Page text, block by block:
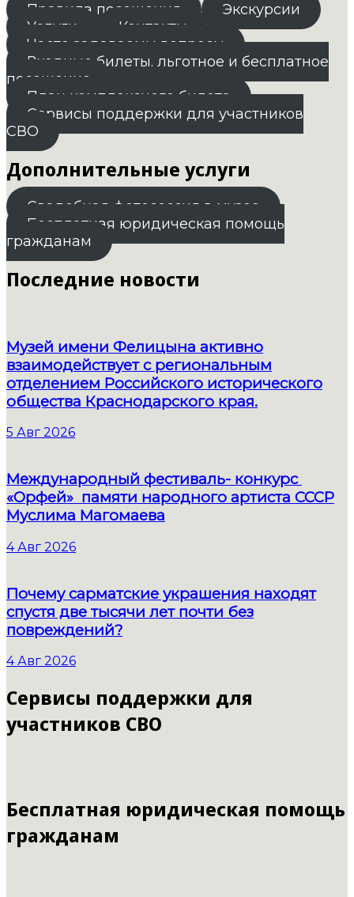
Правила посещения
Экскурсии
Услуги
Контакты
Часто задаваемы вопросы
Входные билеты. льготное и бесплатное
посещение
План комплексного билета
Сервисы поддержки для участников
СВО
Дополнительные услуги
Свадебная фотосессия в музее
Бесплатная юридическая помощь
гражданам
Последние новости
Музей имени Фелицына активно
взаимодействует с региональным
отделением Российского исторического
общества Краснодарского края.
5 Авг 2026
Международный фестиваль- конкурс
«Орфей» памяти народного артиста СССР
Муслима Магомаева
4 Авг 2026
Почему сарматские украшения находят
спустя две тысячи лет почти без
повреждений?
4 Авг 2026
Сервисы поддержки для
участников СВО
Бесплатная юридическая помощь
гражданам